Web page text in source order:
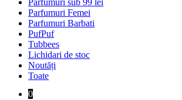
Parfumuri sub 99 lei
Parfumuri Femei
Parfumuri Barbati
PufPuf
Tubbees
Lichidari de stoc
Noutăți
Toate
0